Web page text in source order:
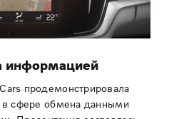
информацией
продемонстрировала
в сфере обмена данными